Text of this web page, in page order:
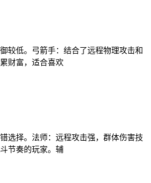
较低。弓箭手：结合了远程物理攻击和
财富，适合喜欢
选择。法师：远程攻击强，群体伤害技
节奏的玩家。辅